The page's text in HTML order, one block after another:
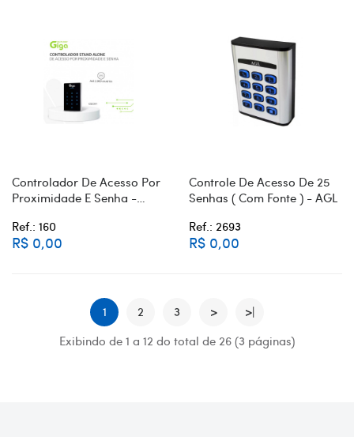
Controlador De Acesso Por
Proximidade E Senha -
Ref.: 160
R$ 0,00
Controle De Acesso De 25
Senhas ( Com Fonte ) - AGL
Ref.: 2693
R$ 0,00
1 2 3 >
>|
Exibindo de 1 a 12 do total de 26 (3 páginas)